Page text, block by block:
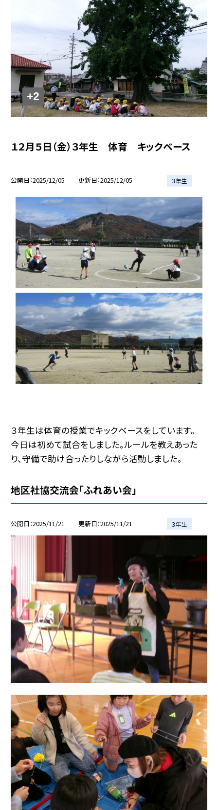
+2
１２月５日（金）３年生 体育 キックベース
公開日 2025/12/05 更新日 2025/12/05 ３年生
３年生は体育の授業でキックベースをしています。
今日は初めて試合をしました。ルールを教えあった
り、守備で助け合ったりしながら活動しました。
地区社協交流会「ふれあい会」
公開日 2025/11/21 更新日 2025/11/21 ３年生